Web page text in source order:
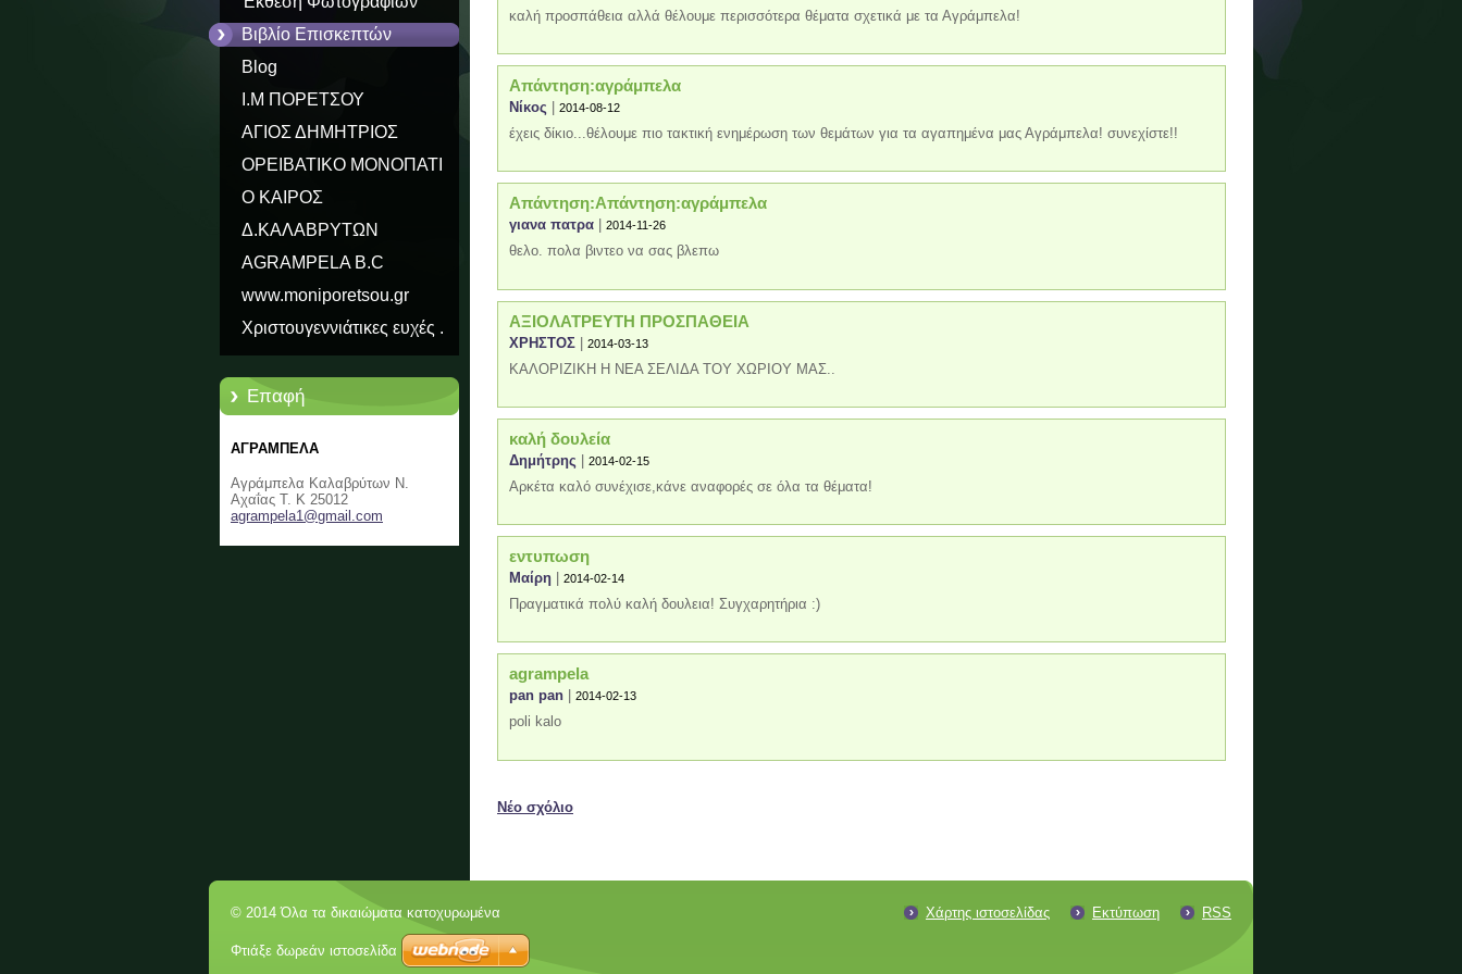
Βιβλίο Επισκεπτών
Blog
Ι.Μ ΠΟΡΕΤΣΟΥ
ΑΓΙΟΣ ΔΗΜΗΤΡΙΟΣ
ΟΡΕΙΒΑΤΙΚΟ ΜΟΝΟΠΑΤΙ
ΠΑΥΣΑΝΙΑ Ε31
Ο ΚΑΙΡΟΣ
Δ.ΚΑΛΑΒΡΥΤΩΝ
AGRAMPELA B.C
www.moniporetsou.gr
Χριστουγεννιάτικες ευχές .
Επαφή
ΑΓΡΑΜΠΕΛΑ
Αγράμπελα Καλαβρύτων Ν.
Αχαΐας Τ. Κ 25012
agrampel a1@gmail .com
καλή προσπάθεια αλλά θέλουμε περισσότερα θέματα σχετικά με τα Αγράμπελα!
Απάντηση:αγράμπελα
Νίκος 2014-08-12
έχεις δίκιο...θέλουμε πιο τακτική ενημέρωση των θεμάτων για τα αγαπημένα μας Αγράμπελα! συνεχίστε!!
Απάντηση:Απάντηση:αγράμπελα
γιανα πατρα 2014-11-26
θελο. πολα βιντεο να σας βλεπω
ΑΞΙΟΛΑΤΡΕΥΤΗ ΠΡΟΣΠΑΘΕΙΑ
ΧΡΗΣΤΟΣ | 2014-03-13
ΚΑΛΟΡΙΖΙΚΗ Η ΝΕΑ ΣΕΛΙΔΑ ΤΟΥ ΧΩΡΙΟΥ ΜΑΣ..
καλή δουλεία
Δημήτρης 2014-02-15
Αρκέτα καλό συνέχισε,κάνε αναφορές σε όλα τα θέματα!
εντυπωση
Μαίρη 2014-02-14
Πραγματικά πολύ καλή δουλεια! Συγχαρητήρια :)
agrampela
pan pan 2014-02-13
poli kalo
Νέο σχόλιο
Χάρτης ιστοσελίδας Εκτύπωση RSS
© 2014 Όλα τα δικαιώματα κατοχυρωμένα
Φτιάξε δωρεάν ιστοσελίδα